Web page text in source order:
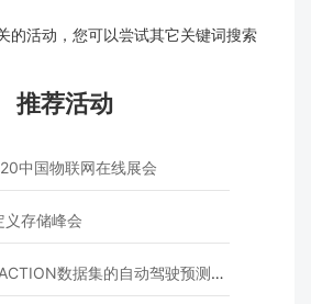
的活动，您可以尝试其它关键词搜索
推荐活动
中国物联网在线展会
存储峰会
数据集的自动驾驶预测模型挑战赛